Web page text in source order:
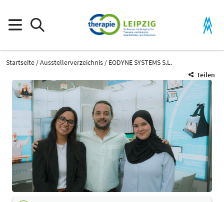
Startseite Ausstellerverzeichnis
EODYNE SYSTEMS S.L.
Teilen